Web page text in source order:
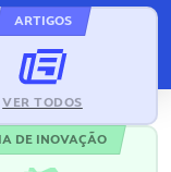
ARTIGOS
VER TODOS
DE INOVAÇÃO